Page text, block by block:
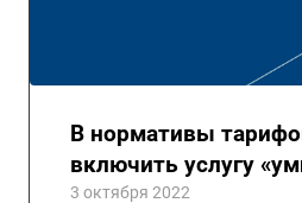
В нормативы
включить услугу
3 октября 2022